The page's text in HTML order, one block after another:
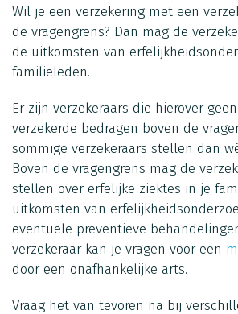
Wil je een verzekering met een
de vragengrens? Dan mag de
de uitkomsten van
familieleden.
Er zijn verzekeraars die hierover
verzekerde bedragen boven de
sommige verzekeraars stellen dan
Boven de vragengrens mag de
stellen over erfelijke ziektes in je
uitkomsten van
eventuele preventieve
verzekeraar kan je vragen voor een
door een onafhankelijke arts.
Vraag het van tevoren na bij